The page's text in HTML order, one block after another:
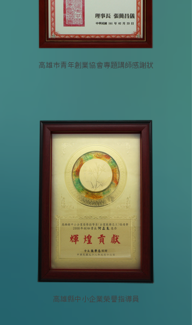
高雄市青年創業協會專題講師感謝狀
高雄縣中小企業榮譽指導員